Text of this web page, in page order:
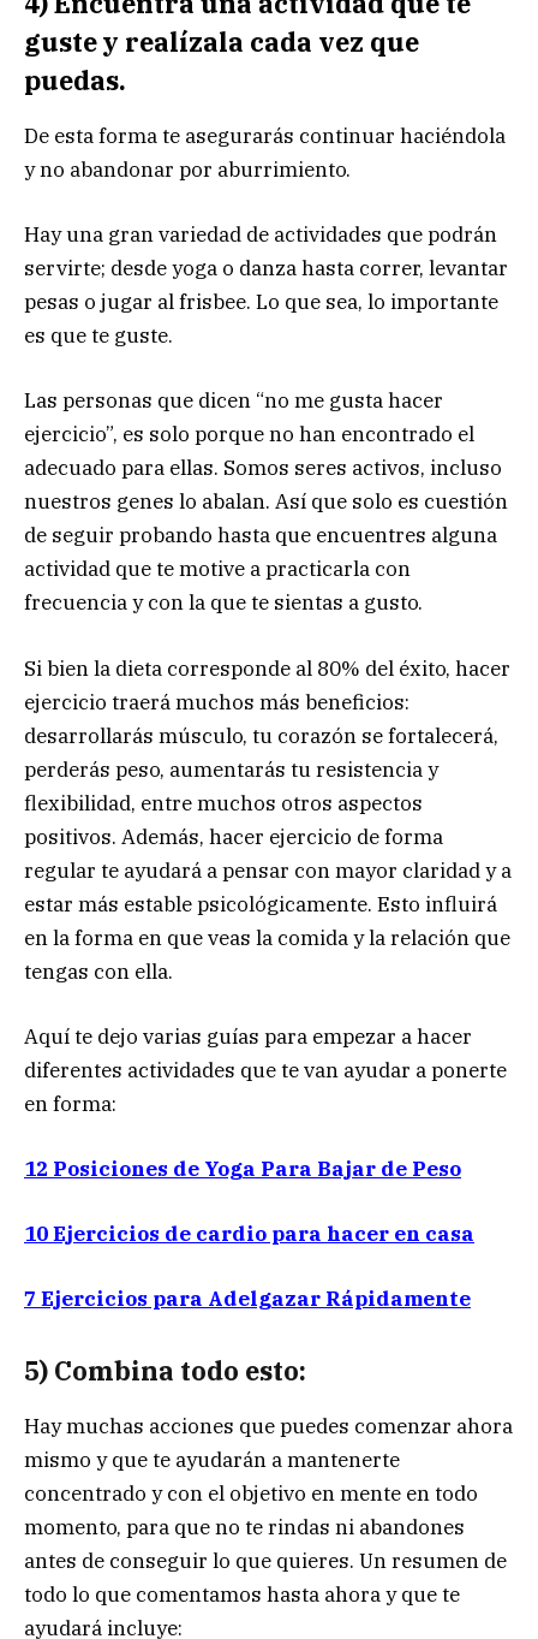
guste y realízala cada vez que
puedas.
De esta forma te asegurarás continuar haciéndola
y no abandonar por aburrimiento.
Hay una gran variedad de actividades que podrán
servirte; desde yoga o danza hasta correr, levantar
pesas o jugar al frisbee. Lo que sea, lo importante
es que te guste.
Las personas que dicen “no me gusta hacer
ejercicio”, es solo porque no han encontrado el
adecuado para ellas. Somos seres activos, incluso
nuestros genes lo abalan. Así que solo es cuestión
de seguir probando hasta que encuentres alguna
actividad que te motive a practicarla con
frecuencia y con la que te sientas a gusto.
Si bien la dieta corresponde al 80% del éxito, hacer
ejercicio traerá muchos más beneficios:
desarrollarás músculo, tu corazón se fortalecerá,
perderás peso, aumentarás tu resistencia y
flexibilidad, entre muchos otros aspectos
positivos. Además, hacer ejercicio de forma
regular te ayudará a pensar con mayor claridad y a
estar más estable psicológicamente. Esto influirá
en la forma en que veas la comida y la relación que
tengas con ella.
Aquí te dejo varias guías para empezar a hacer
diferentes actividades que te van ayudar a ponerte
en forma:
12 Posiciones de Yoga Para Bajar de Peso
10 Ejercicios de cardio para hacer en casa
7 Ejercicios para Adelgazar Rápidamente
5) Combina todo esto:
Hay muchas acciones que puedes comenzar ahora
mismo y que te ayudarán a mantenerte
concentrado y con el objetivo en mente en todo
momento, para que no te rindas ni abandones
antes de conseguir lo que quieres. Un resumen de
todo lo que comentamos hasta ahora y que te
ayudará incluye: